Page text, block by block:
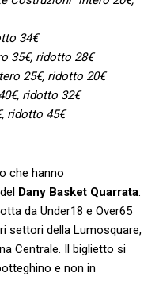
34€
35€, ridotto 28€
25€, ridotto 20€
ridotto 32€
ridotto 45€
che hanno
Dany Basket Quarrata:
da Under18 e Over65
settori della Lumosquare,
Centrale. Il biglietto si
e non in